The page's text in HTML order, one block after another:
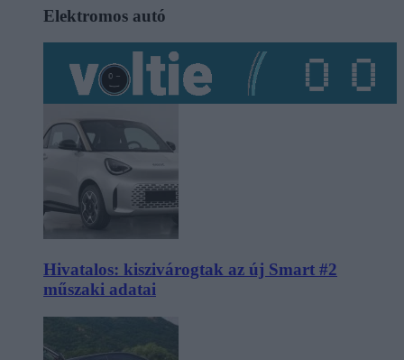
Elektromos autó
Hivatalos: kiszivárogtak az új Smart #2
műszaki adatai